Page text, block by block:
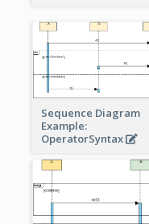
Sequence Diagram
Example:
OperatorSyntax